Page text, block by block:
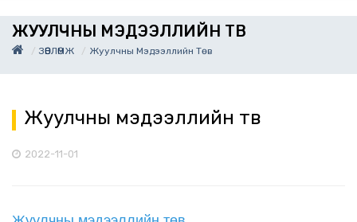
ЖУУЛЧНЫ МЭДЭЭЛЛИЙН ТӨВ
ЗӨВЛӨМЖ Жуулчны Мэдээллийн Төв
Жуулчны мэдээллийн төв
2022-11-01